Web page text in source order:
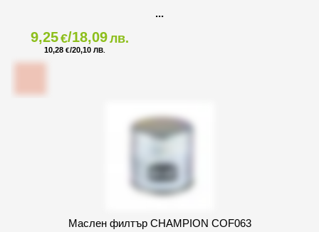
9,25€/18,09лв.
10,28 €/20,10 ЛВ.
Маслен филтър CHAMPION COF063